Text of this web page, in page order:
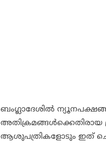
ബംഗ്ലാദേശിൽ
അതിക്രമങ്ങൾക്കെതിരായ
ആശുപത്രികളോടും ഇത്